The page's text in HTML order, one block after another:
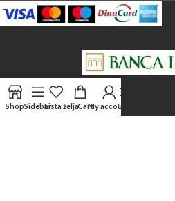
ShopSidebarLista željaCartMy accountUporedi